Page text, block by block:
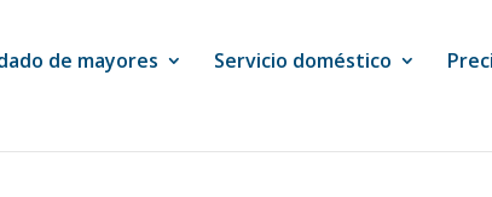
de mayores Servicio doméstico